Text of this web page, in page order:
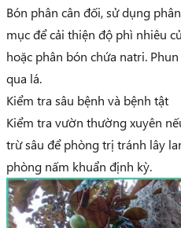
Bón phân cân đối, sử dụng
mục để cải thiện độ phì nhiêu
hoặc phân bón chứa natri.
qua lá.
Kiểm tra sâu bệnh và bệnh tật
Kiểm tra vườn thường xuyên
trừ sâu để phòng trị tránh lây
phòng nấm khuẩn định kỳ.